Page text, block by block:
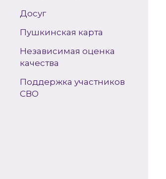
Досуг
Пушкинская карта
Независимая оценка
качества
Поддержка участников
СВО